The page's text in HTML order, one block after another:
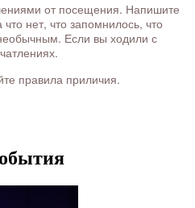
от посещения. Напишите
нет, что запомнилось, что
Если вы ходили с
правила приличия.